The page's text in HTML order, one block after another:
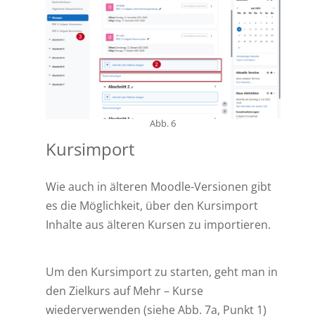
Abb. 6
Kursimport
Wie auch in älteren Moodle-Versionen gibt
es die Möglichkeit, über den Kursimport
Inhalte aus älteren Kursen zu importieren.
Um den Kursimport zu starten, geht man in
den Zielkurs auf Mehr – Kurse
wiederverwenden (siehe Abb. 7a, Punkt 1)